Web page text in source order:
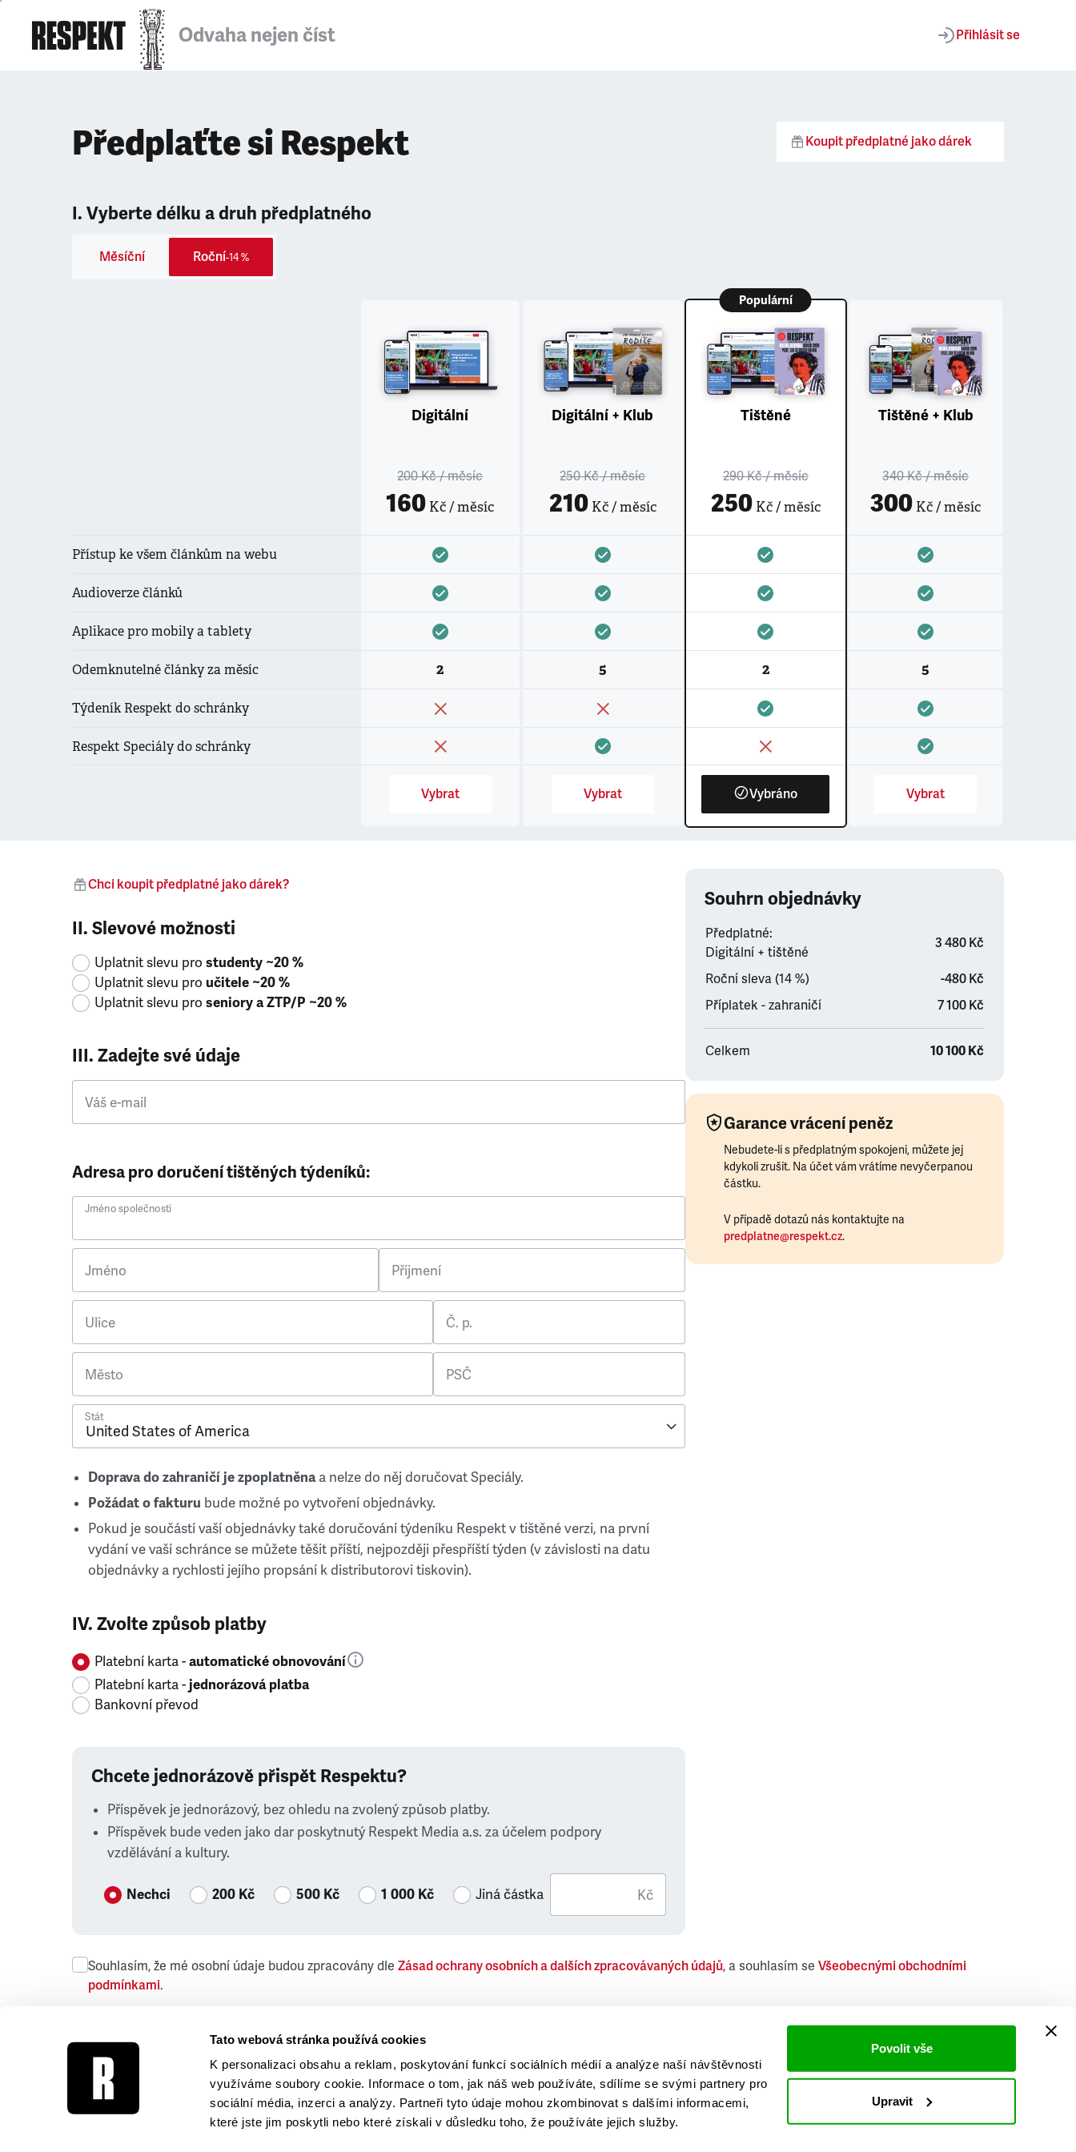
Tato webová stránka používá cookies
K personalizaci obsahu a reklam, poskytování funkcí sociálních médií a analýze naší návštěvnosti
využíváme soubory cookie. Informace o tom, jak náš web používáte, sdílíme se svými partnery pro
sociální média, inzerci a analýzy. Partneři tyto údaje mohou zkombinovat s dalšími informacemi,
které jste jim poskytli nebo které získali v důsledku toho, že používáte jejich služby.
Povolit vše
Upravit
Odvaha nejen číst Přihlásit se
Předplaťte si Respekt Koupit předplatné jako dárek
I. Vyberte délku a druh předplatného
Měsíční Roční-14 %
Přístup ke všem článkům na webu
Audioverze článků
Aplikace pro mobily a tablety
Odemknutelné články za měsíc
Týdeník Respekt do schránky
Respekt Speciály do schránky
Digitální
200 Kč/ měsíc
160 Kč / měsíc
2
Vybrat
Digitální + Klub
250 Kč/ měsíc
210Kč / měsíc
5
Vybrat
Populární
Tištěné
290 Kč/ měsíc
250Kč / měsíc
2
Vybráno
Tištěné + Klub
340 Kč/ měsíc
300 Kč / měsíc
5
Vybrat
Chci koupit předplatné jako dárek?
II. Slevové možnosti
Uplatnit slevu pro studenty ~20 %
Uplatnit slevu pro učitele ~20 %
Uplatnit slevu pro seniory a ZTP/P ~20 %
III. Zadejte své údaje
Váš e-mail
Adresa pro doručení tištěných týdeníků:
Jméno společnosti
Jméno Příjmení
Ulice Č. p.
Město PSČ
Stát
Doprava do zahraničí je zpoplatněnaa nelze do něj doručovat Speciály.
Požádat o fakturu bude možné po vytvoření objednávky.
Pokud je součástí vaší objednávky také doručování týdeníku Respekt v tištěné verzi, na první
vydání ve vaší schránce se můžete těšit příští, nejpozději přespříští týden (v závislosti na datu
objednávky a rychlosti jejího propsání k distributorovi tiskovin).
IV. Zvolte způsob platby
Platební karta -automatické obnovování
Platební karta -jednorázová platba
Bankovní převod
Chcete jednorázově přispět Respektu?
Příspěvek je jednorázový, bez ohledu na zvolený způsob platby.
Příspěvek bude veden jako dar poskytnutý Respekt Media a.s. za účelem podpory
vzdělávání a kultury.
Nechci 200 Kč 500 Kč 1 000 Kč Jiná částka Kč
Souhrn objednávky
Předplatné:
Digitální + tištěné
3 480 Kč
Roční sleva (14 %)
-480 Kč
Příplatek - zahraničí
7 100 Kč
Celkem 10 100 Kč
Garance vrácení peněz
Nebudete-li s předplatným spokojeni, můžete jej
kdykoli zrušit. Na účet vám vrátíme nevyčerpanou
částku.
V případě dotazů nás kontaktujte na
predplatne@respekt.cz.
Souhlasím, že mé osobní údaje budou zpracovány dle Zásad ochrany osobních a dalších zpracovávaných údajů, a souhlasím se Všeobecnými obchodními
podmínkami.